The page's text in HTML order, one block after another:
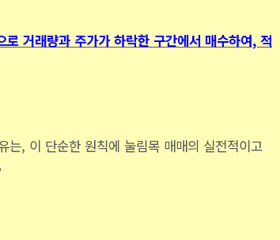
거래량과 주가가 하락한 구간에서 매수하여, 적
, 이 단순한 원칙에 눌림목 매매의 실전적이고